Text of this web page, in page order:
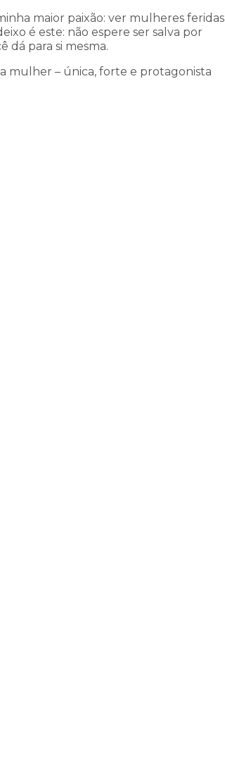
maior paixão: ver mulheres feridas
é este: não espere ser salva por
dá para si mesma.
mulher – única, forte e protagonista